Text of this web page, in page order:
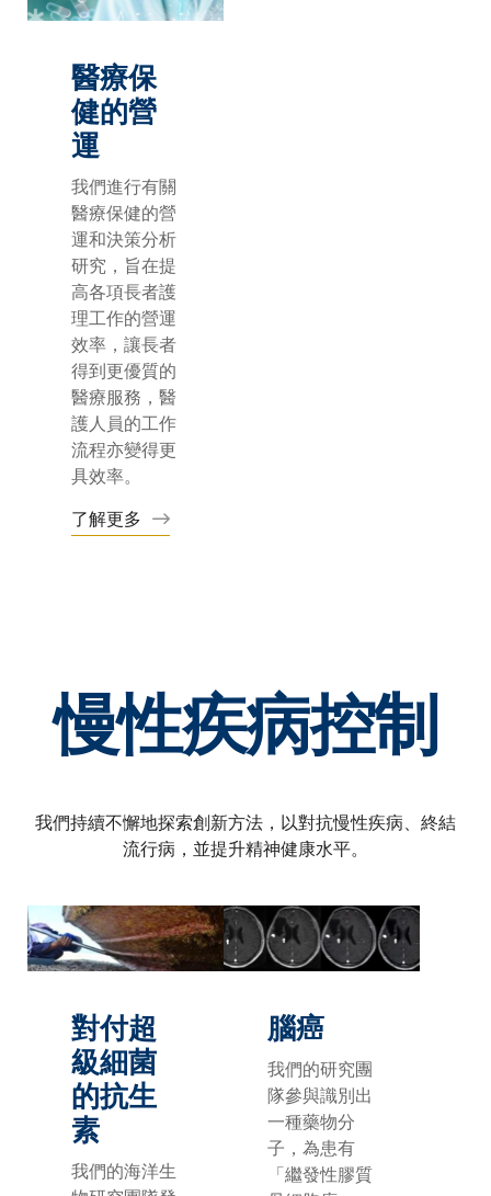
醫療保
健的營
運
我們進行有關
醫療保健的營
運和決策分析
研究，旨在提
高各項長者護
理工作的營運
效率，讓長者
得到更優質的
醫療服務，醫
護人員的工作
流程亦變得更
具效率。
了解更多
慢性疾病控制
我們持續不懈地探索創新方法，以對抗慢性疾病、終結
流行病，並提升精神健康水平。
對付超
級細菌
的抗生
素
我們的海洋生
腦癌
我們的研究團
隊參與識別出
一種藥物分
子，為患有
「繼發性膠質